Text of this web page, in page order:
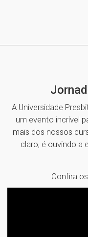
A Universidade
um evento incrível
mais dos nossos
claro, é ouvindo a
Confira